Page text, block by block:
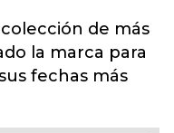
de más
la marca para
fechas más